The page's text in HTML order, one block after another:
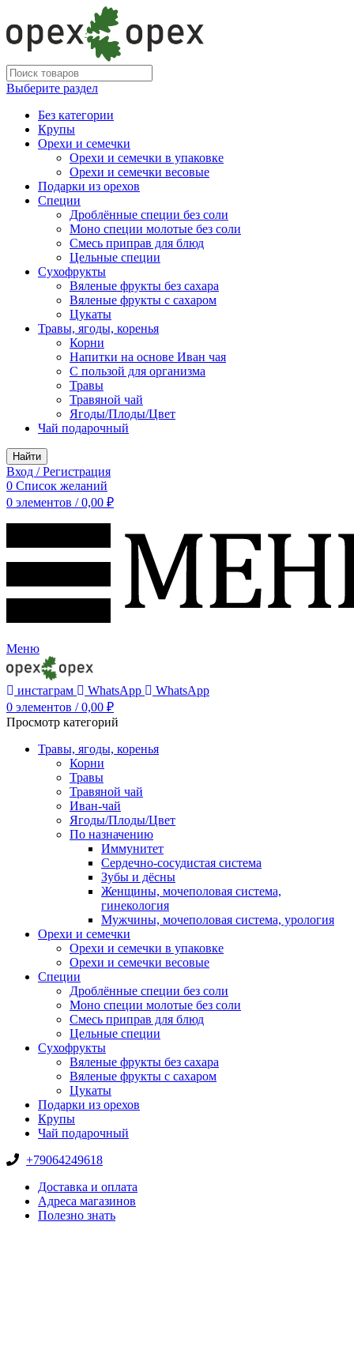
Выберите раздел
Без категории
Крупы
Орехи и семечки
Орехи и семечки в упаковке
Орехи и семечки весовые
Подарки из орехов
Специи
Дроблённые специи без соли
Моно специи молотые без соли
Смесь приправ для блюд
Цельные специи
Сухофрукты
Вяленые фрукты без сахара
Вяленые фрукты с сахаром
Цукаты
Травы, ягоды, коренья
Корни
Напитки на основе Иван чая
С пользой для организма
Травы
Травяной чай
Ягоды/Плоды/Цвет
Чай подарочный
Найти
Вход / Регистрация
0 Список желаний
0 элементов / 0,00 ₽
Меню
инстаграм WhatsApp
WhatsApp
0 элементов / 0,00 ₽
Просмотр категорий
Травы, ягоды, коренья
Корни
Травы
Травяной чай
Иван-чай
Ягоды/Плоды/Цвет
По назначению
Иммунитет
Сердечно-сосудистая система
Зубы и дёсны
Женщины, мочеполовая система,
гинекология
Мужчины, мочеполовая система, урология
Орехи и семечки
Орехи и семечки в упаковке
Орехи и семечки весовые
Специи
Дроблённые специи без соли
Моно специи молотые без соли
Смесь приправ для блюд
Цельные специи
Сухофрукты
Вяленые фрукты без сахара
Вяленые фрукты с сахаром
Цукаты
Подарки из орехов
Крупы
Чай подарочный
+79064249618
Доставка и оплата
Адреса магазинов
Полезно знать